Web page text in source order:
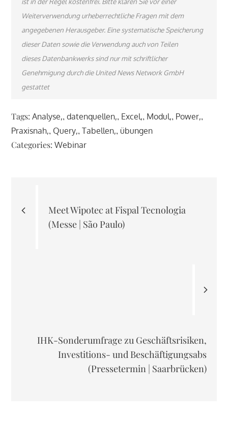
Weiterverwendung urheberrechtliche Fragen mit dem
angegebenen Herausgeber. Eine systematische Speicherung
dieser Daten sowie die Verwendung auch von Teilen
dieses Datenbankwerks sind nur mit schriftlicher
Genehmigung durch die United News Network GmbH
gestattet
Tags:Analyse ,datenquellen , Excel , Modul , Power ,
Praxisnah , Query ,Tabellen ,übungen
Categories:Webinar
Meet Wipotec at Fispal Tecnologia
(Messe | São Paulo)
IHK-Sonderumfrage zu Geschäftsrisiken,
Investitions- und Beschäftigungsabs
(Pressetermin | Saarbrücken)